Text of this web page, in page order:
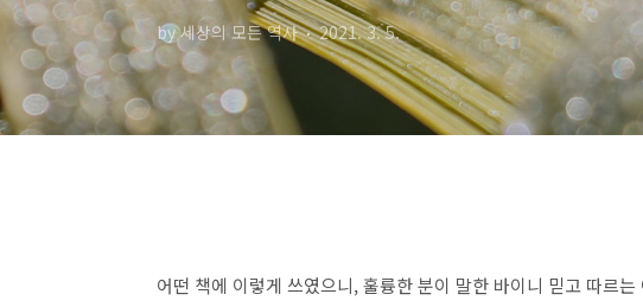
by 세상의 모든 역사 2021. 3. 5.
어떤 책에 이렇게 쓰였으니, 훌륭한 분이 말한 바이니 믿고 따르